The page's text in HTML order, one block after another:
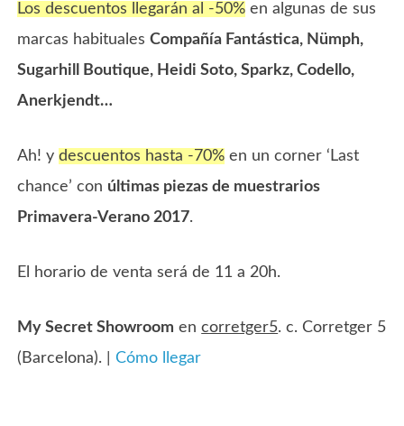
Los descuentos llegarán al -50% en algunas de sus
marcas habitualesCompañía Fantástica, Nümph,
Sugarhill Boutique, Heidi Soto, Sparkz, Codello,
Anerkjendt…
Ah! ydescuentos hasta -70% en un corner ‘Last
chance’ con últimas piezas de muestrarios
Primavera-Verano 2017.
El horario de venta será de 11 a 20h.
My Secret Showroom encorretger5. c. Corretger 5
(Barcelona). |Cómo llegar